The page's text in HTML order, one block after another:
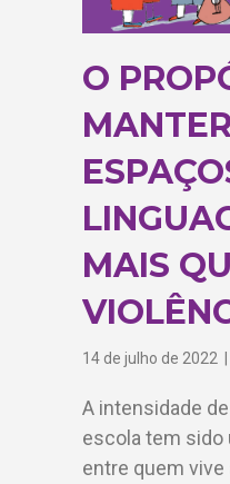
O
MAIS
14 de julho de 2022
A intensidade
escola tem sido
entre quem vive